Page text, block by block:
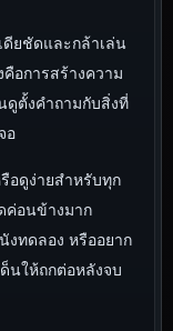
ยชัดและกล้าเล่น
อการสร้างความ
ดูตั้งคำถามกับสิ่งที่
อ
อดูง่ายสำหรับทุก
ค่อนข้างมาก
งทดลอง หรืออยาก
นให้ถกต่อหลังจบ